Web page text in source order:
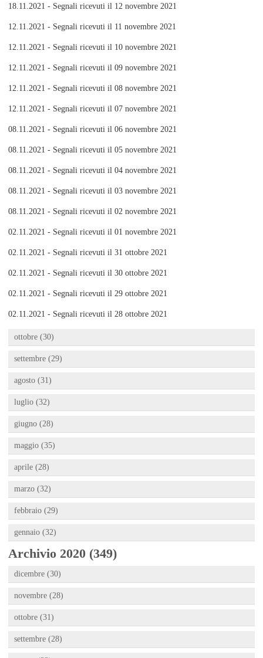
18.11.2021 - Segnali ricevuti il 12 novembre 2021
12.11.2021 - Segnali ricevuti il 11 novembre 2021
12.11.2021 - Segnali ricevuti il 10 novembre 2021
12.11.2021 - Segnali ricevuti il 09 novembre 2021
12.11.2021 - Segnali ricevuti il 08 novembre 2021
12.11.2021 - Segnali ricevuti il 07 novembre 2021
08.11.2021 - Segnali ricevuti il 06 novembre 2021
08.11.2021 - Segnali ricevuti il 05 novembre 2021
08.11.2021 - Segnali ricevuti il 04 novembre 2021
08.11.2021 - Segnali ricevuti il 03 novembre 2021
08.11.2021 - Segnali ricevuti il 02 novembre 2021
02.11.2021 - Segnali ricevuti il 01 novembre 2021
02.11.2021 - Segnali ricevuti il 31 ottobre 2021
02.11.2021 - Segnali ricevuti il 30 ottobre 2021
02.11.2021 - Segnali ricevuti il 29 ottobre 2021
02.11.2021 - Segnali ricevuti il 28 ottobre 2021
ottobre (30)
settembre (29)
agosto (31)
luglio (32)
giugno (28)
maggio (35)
aprile (28)
marzo (32)
febbraio (29)
gennaio (32)
Archivio 2020 (349)
dicembre (30)
novembre (28)
ottobre (31)
settembre (28)